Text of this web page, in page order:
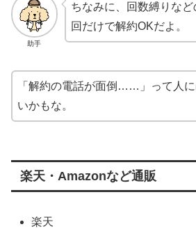
助手
ちなみに、回数縛りな
回だけで解約OKだよ。
「解約の電話が面倒……」って人
いかもな。
楽天・Amazonなど通販
楽天